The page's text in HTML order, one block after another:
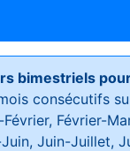
bimestriels
consécutifs
Février-
Juin-Juillet,